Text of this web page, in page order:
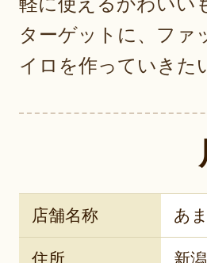
ターゲットに、ファ
イロを作っていきた
店舗名称 あ
住所 新